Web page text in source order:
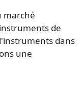
marché
de
dans
une